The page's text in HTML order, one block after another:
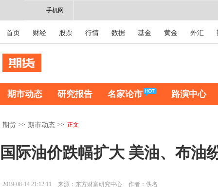
手机网
首页 财经 股票 行情 数据 基金 黄金 外汇
期市动态 研究报告 名家论市 路演中心
期货 >> 期市动态 >> 正文
国际油价跌幅扩大 美油、布油
2019-08-14 21:12:11 来源：东方财富研究中心 作者：佚名